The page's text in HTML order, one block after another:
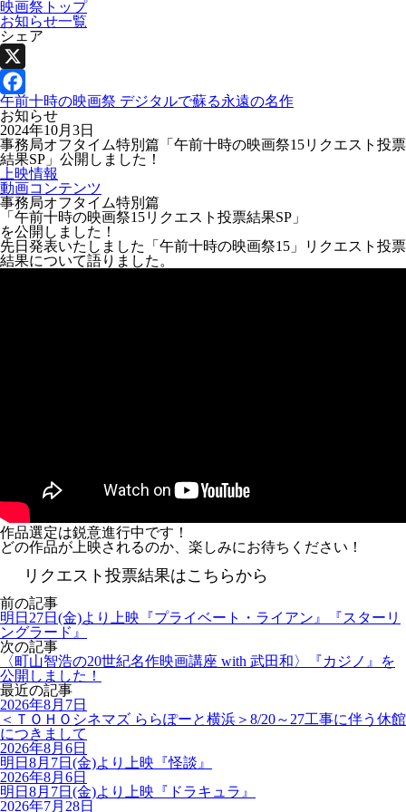
映画祭トップ
お知らせ一覧
シェア
X
Facebook
午前十時の映画祭 デジタルで蘇る永遠の名作
お知らせ
2024年10月3日
事務局オフタイム特別篇「午前十時の映画祭15リクエスト投票
結果SP」公開しました！
上映情報
動画コンテンツ
事務局オフタイム特別篇
「午前十時の映画祭15リクエスト投票結果SP」
を公開しました！
先日発表いたしました「午前十時の映画祭15」リクエスト投票
結果について語りました。
作品選定は鋭意進行中です！
どの作品が上映されるのか、楽しみにお待ちください！
リクエスト投票結果はこちらから
前の記事
明日27日(金)より上映『プライベート・ライアン』『スターリ
ングラード』
次の記事
〈町山智浩の20世紀名作映画講座 with 武田和〉『カジノ』を
公開しました！
最近の記事
2026年8月7日
＜ＴＯＨＯシネマズ ららぽーと横浜＞8/20～27工事に伴う休館
につきまして
2026年8月6日
明日8月7日(金)より上映『怪談』
2026年8月6日
明日8月7日(金)より上映『ドラキュラ』
2026年7月28日